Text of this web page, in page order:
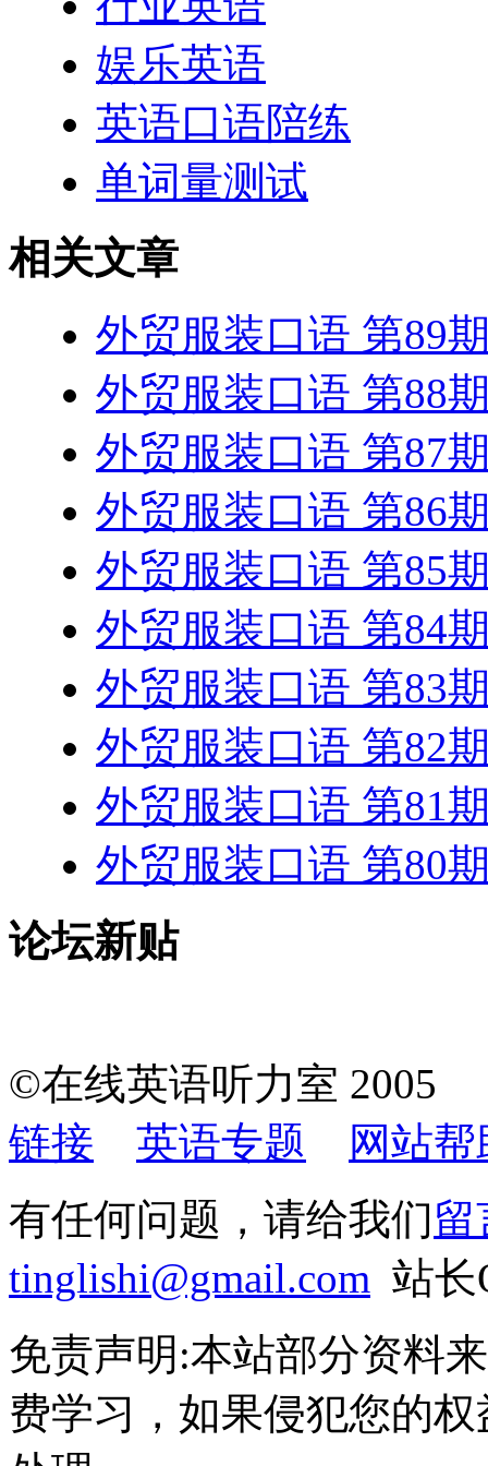
娱乐英语
英语口语陪练
单词量测试
相关文章
外贸服装口语 第89
外贸服装口语 第88
外贸服装口语 第87
外贸服装口语 第86
外贸服装口语 第85
外贸服装口语 第84
外贸服装口语 第83
外贸服装口语 第82
外贸服装口语 第81
外贸服装口语 第80
论坛新贴
©在线英语听力室
链接
英语专题
网站帮
有任何问题，请给我们留
tinglishi@gmail.com 站长
免责声明:本站部分资料
费学习，如果侵犯您的